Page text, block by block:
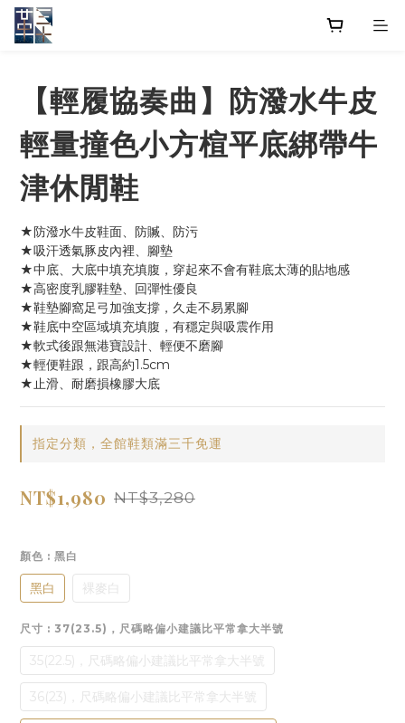
【輕履協奏曲】防潑水牛皮
輕量撞色小方楦平底綁帶牛
津休閒鞋
★防潑水牛皮鞋面、防贓、防污
★吸汗透氣豚皮內裡、腳墊
★中底、大底中填充填腹，穿起來不會有鞋底太薄的貼地感
★高密度乳膠鞋墊、回彈性優良
★鞋墊腳窩足弓加強支撐，久走不易累腳
★鞋底中空區域填充填腹，有穩定與吸震作用
★軟式後跟無港寶設計、輕便不磨腳
★輕便鞋跟，跟高約1.5cm
★止滑、耐磨損橡膠大底
指定分類，全館鞋類滿三千免運
NT$1,980 NT$3,280
顏色 : 黑白
黑白 裸麥白
尺寸 : 37(23.5)，尺碼略偏小建議比平常拿大半號
35(22.5)，尺碼略偏小建議比平常拿大半號
36(23)，尺碼略偏小建議比平常拿大半號